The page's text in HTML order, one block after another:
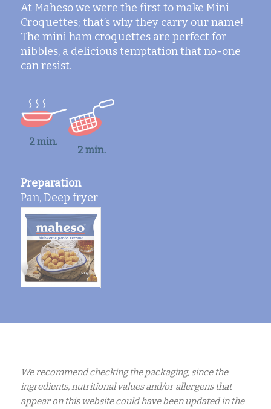
At Maheso we were the first to make Mini
Croquettes; that’s why they carry our name!
The mini ham croquettes are perfect for
nibbles, a delicious temptation that no-one
can resist.
2 min.
2 min.
Preparation
Pan, Deep fryer
We recommend checking the packaging, since the
ingredients, nutritional values and/or allergens that
appear on this website could have been updated in the